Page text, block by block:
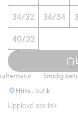
34/32 34/34
40/32
Smidig
Hitta i butik
Upplevd storlek